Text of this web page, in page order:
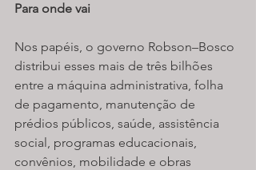
Para onde vai
Nos papéis, o governo Robson–Bosco
distribui esses mais de três bilhões
entre a máquina administrativa, folha
de pagamento, manutenção de
prédios públicos, saúde, assistência
social, programas educacionais,
convênios, mobilidade e obras